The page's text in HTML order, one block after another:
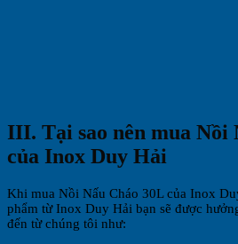
III. Tại sao nên mua Nồi
của Inox Duy Hải
Khi mua Nồi Nấu Cháo 30L của Inox
phẩm từ Inox Duy Hải bạn sẽ được
đến từ chúng tôi như: